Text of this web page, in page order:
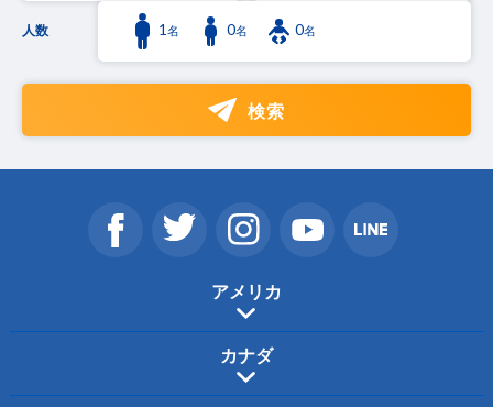
人数 1名 0名 0名
検索
アメリカ
カナダ